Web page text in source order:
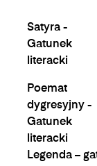
Satyra -
Gatunek
literacki
Poemat
dygresyjny -
Gatunek
literacki
Legenda –